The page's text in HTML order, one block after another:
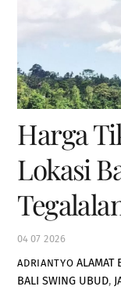
04 07 2026
Harga
Lokasi
ADRIANTYO ALAMAT
BALI SWING UBUD,